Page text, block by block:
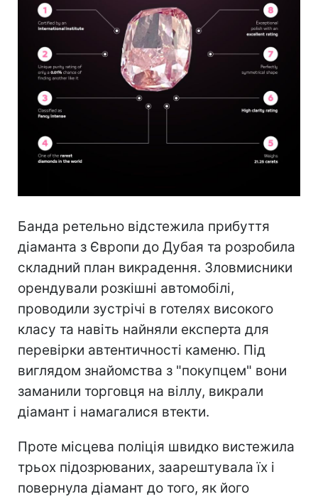
Банда ретельно відстежила прибуття
діаманта з Європи до Дубая та розробила
складний план викрадення. Зловмисники
орендували розкішні автомобілі,
проводили зустрічі в готелях високого
класу та навіть найняли експерта для
перевірки автентичності каменю. Під
виглядом знайомства з "покупцем" вони
заманили торговця на віллу, викрали
діамант і намагалися втекти.
Проте місцева поліція швидко вистежила
трьох підозрюваних, заарештувала їх і
повернула діамант до того, як його